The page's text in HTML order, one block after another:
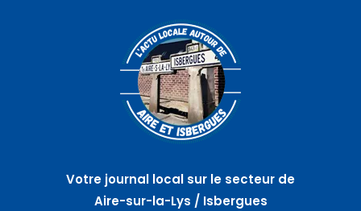
Votre journal local sur le secteur de
Aire-sur-la-Lys / Isbergues